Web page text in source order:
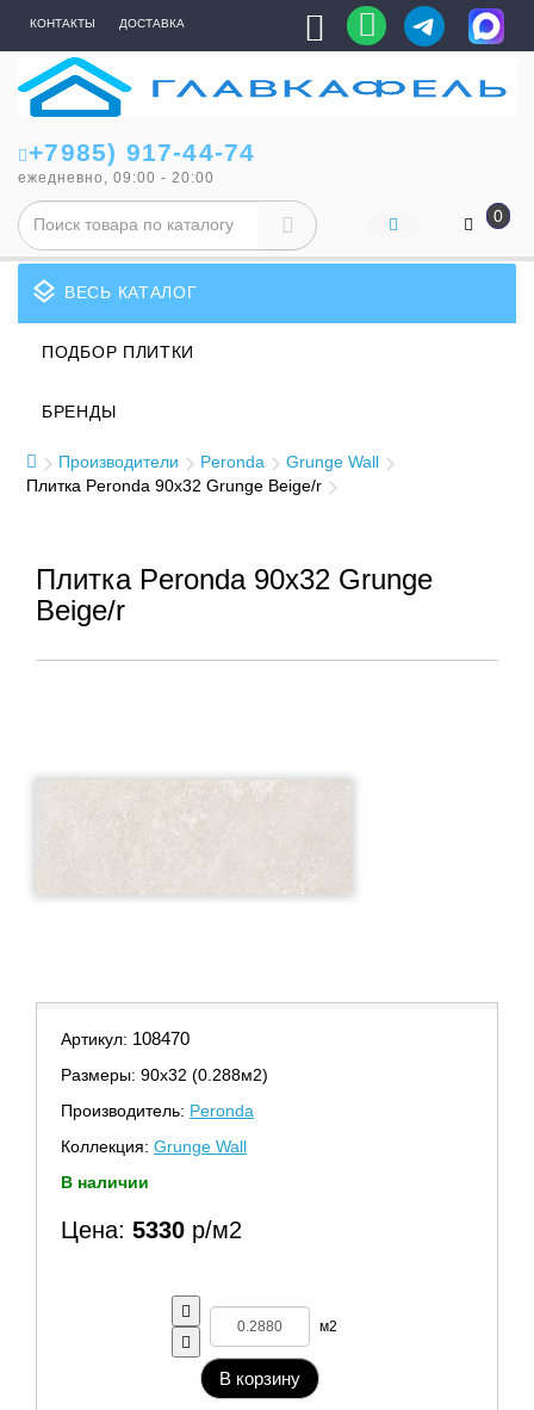
КОНТАКТЫ ДОСТАВКА
+7985) 917-44-74
ежедневно, 09:00 - 20:00
0
layers ВЕСЬ КАТАЛОГ
ПОДБОР ПЛИТКИ
БРЕНДЫ
Производители Peronda
Grunge Wall
Плитка Peronda 90x32 Grunge Beige/r
Плитка Peronda 90x32 Grunge
Beige/r
Артикул: 108470
Размеры: 90х32 (0.288м2)
Производитель: Peronda
Коллекция: Grunge Wall
В наличии
Цена: 5330 р/м2
м2
В корзину